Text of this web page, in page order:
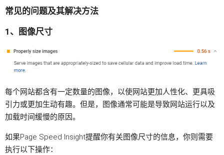
常见的问题及其解决方法
1、图像尺寸
每个网站都含有一定数量的图像，以使网站更加人性化、更具吸
引力或更加生动有趣。但是，图像通常可能是导致网站运行以及
加载时间缓慢的原因。
如果Page Speed Insight提醒你有关图像尺寸的信息，你则需要
执行以下操作：